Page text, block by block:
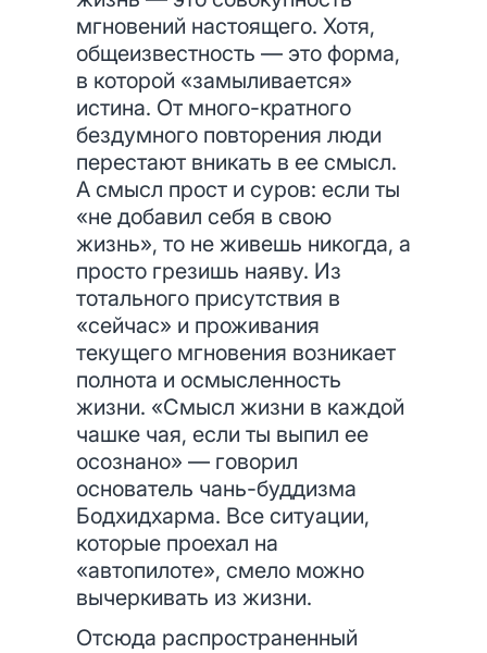
мгновений настоящего. Хотя,
общеизвестность — это форма,
в которой «замыливается»
истина. От много-кратного
бездумного повторения люди
перестают вникать в ее смысл.
А смысл прост и суров: если ты
«не добавил себя в свою
жизнь», то не живешь никогда, а
просто грезишь наяву. Из
тотального присутствия в
«сейчас» и проживания
текущего мгновения возникает
полнота и осмысленность
жизни. «Смысл жизни в каждой
чашке чая, если ты выпил ее
осознано» — говорил
основатель чань-буддизма
Бодхидхарма. Все ситуации,
которые проехал на
«автопилоте», смело можно
вычеркивать из жизни.
Отсюда распространенный